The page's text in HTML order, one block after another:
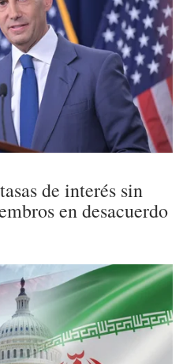
de interés sin
en desacuerdo